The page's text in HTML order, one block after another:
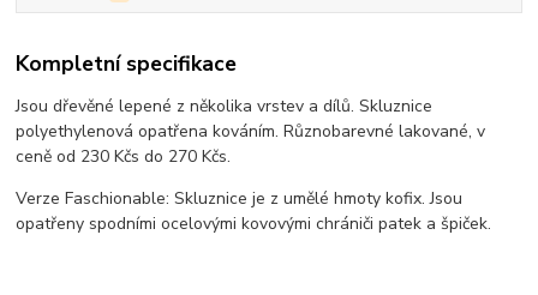
Kompletní specifikace
Jsou dřevěné lepené z několika vrstev a dílů. Skluznice
polyethylenová opatřena kováním. Různobarevné lakované, v
ceně od 230 Kčs do 270 Kčs.
Verze Faschionable: Skluznice je z umělé hmoty kofix. Jsou
opatřeny spodními ocelovými kovovými chrániči patek a špiček.